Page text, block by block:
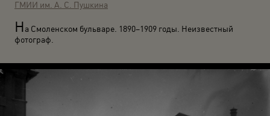
ГМИИ им. А. С. Пушкина
На Смоленском бульваре. 1890–1909 годы. Неизвестный
фотограф.